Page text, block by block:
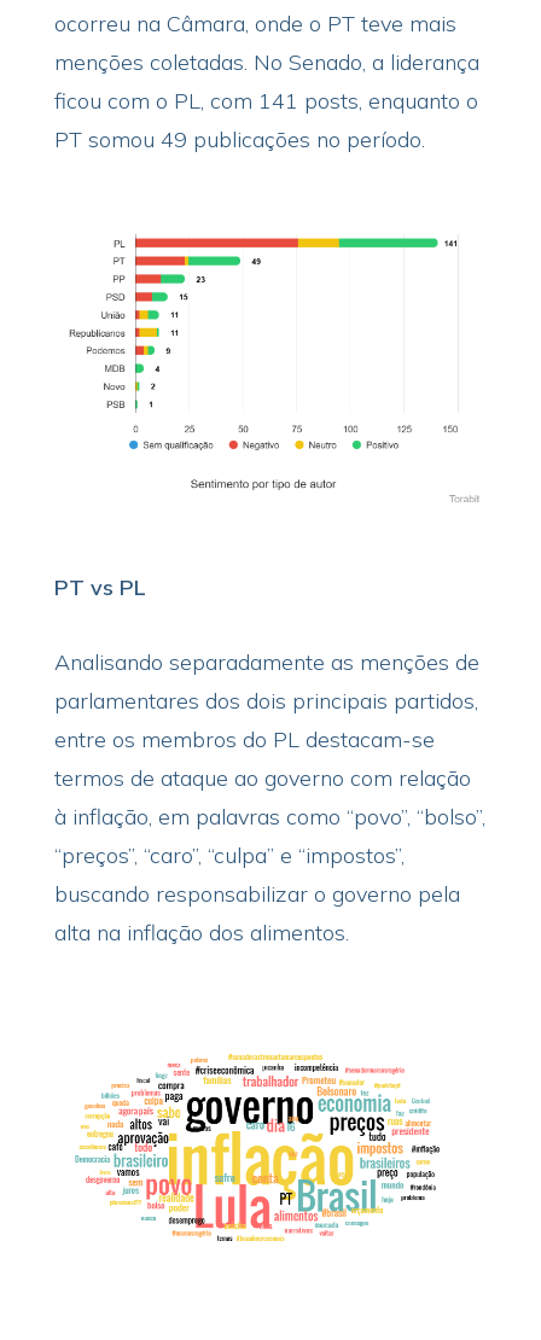
ocorreu na Câmara, onde o PT teve mais
menções coletadas. No Senado, a liderança
ficou com o PL, com 141 posts, enquanto o
PT somou 49 publicações no período.
PT vs PL
Analisando separadamente as menções de
parlamentares dos dois principais partidos,
entre os membros do PL destacam-se
termos de ataque ao governo com relação
à inflação, em palavras como “povo”, “bolso”,
“preços”, “caro”, “culpa” e “impostos”,
buscando responsabilizar o governo pela
alta na inflação dos alimentos.